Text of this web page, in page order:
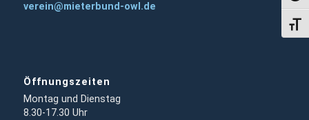
verein@mieterbund-owl.de
Öffnungszeiten
Montag und Dienstag
8.30-17.30 Uhr